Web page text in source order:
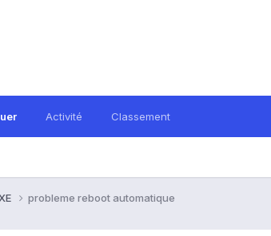
Activité Classement
probleme reboot automatique